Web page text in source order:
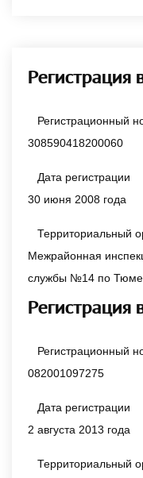
Регистрационный
308590418200060
Дата регистрации
30 июня 2008 года
Территориальный
Межрайонная
службы №14 по
Регистрационный
082001097275
Дата регистрации
2 августа 2013 года
Территориальный